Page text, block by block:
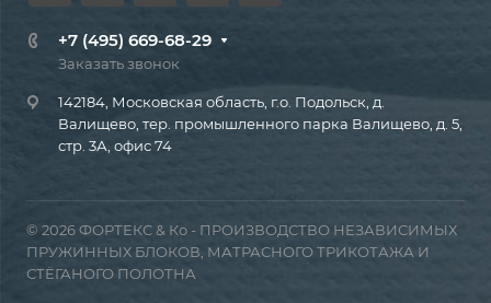
+7 (495) 669-68-29
Заказать звонок
142184, Московская область, г.о. Подольск, д.
Валищево, тер. промышленного парка Валищево, д. 5,
стр. 3А, офис 74
© 2026 ФОРТЕКС & Ко - ПРОИЗВОДСТВО НЕЗАВИСИМЫХ
ПРУЖИННЫХ БЛОКОВ, МАТРАСНОГО ТРИКОТАЖА И
СТЁГАНОГО ПОЛОТНА